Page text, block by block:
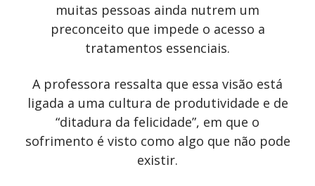
muitas pessoas ainda nutrem um
preconceito que impede o acesso a
tratamentos essenciais.
A professora ressalta que essa visão está
ligada a uma cultura de produtividade e de
“ditadura da felicidade”, em que o
sofrimento é visto como algo que não pode
existir.